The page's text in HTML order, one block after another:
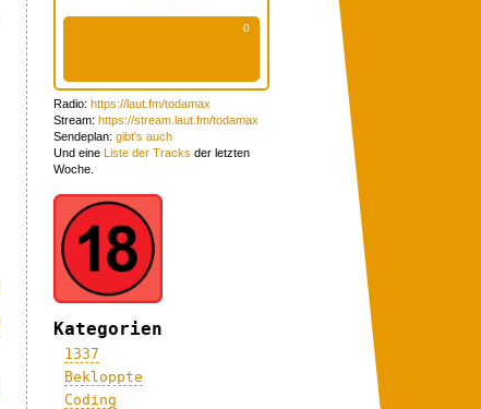
Radio: https://laut.fm/todamax
Stream: https://stream.laut.fm/todamax
Sendeplan: gibt's auch
Und eine Liste der Tracks der letzten
Woche.
Kategorien
1337
Bekloppte
Coding